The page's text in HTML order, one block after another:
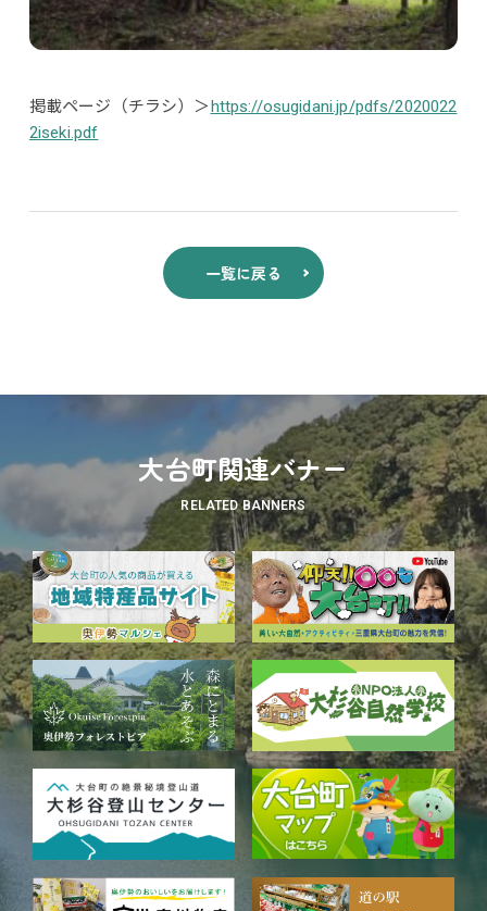
掲載ページ（チラシ）＞https://osugidani.jp/pdfs/2020022
2iseki.pdf
一覧に戻る
大台町関連バナー
RELATED BANNERS